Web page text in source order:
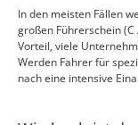
In den meisten Fällen
großen Führerschein (C
Vorteil, viele
Werden Fahrer für
nach eine intensive